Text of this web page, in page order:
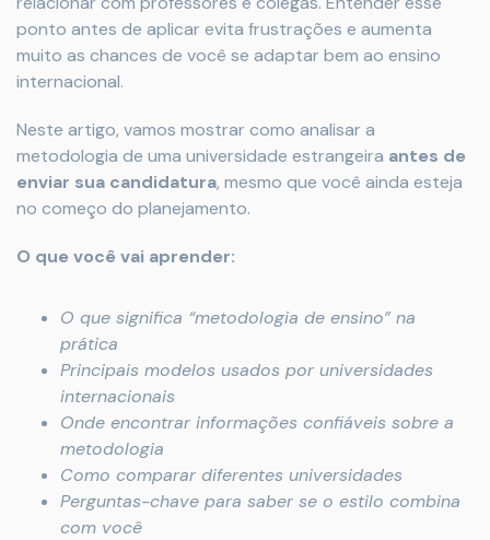
ponto antes de aplicar evita frustrações e aumenta
muito as chances de você se adaptar bem ao ensino
internacional.
Neste artigo, vamos mostrar como analisar a
metodologia de uma universidade estrangeira antes de
enviar sua candidatura, mesmo que você ainda esteja
no começo do planejamento.
O que você vai aprender:
O que significa “metodologia de ensino” na
prática
Principais modelos usados por universidades
internacionais
Onde encontrar informações confiáveis sobre a
metodologia
Como comparar diferentes universidades
Perguntas-chave para saber se o estilo combina
com você